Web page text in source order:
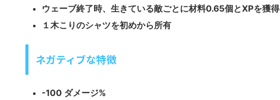
ウェーブ終了時、生きている敵ごとに材料0.65個とXPを獲得
１木こりのシャツを初めから所有
ネガティブな特徴
-100 ダメージ%